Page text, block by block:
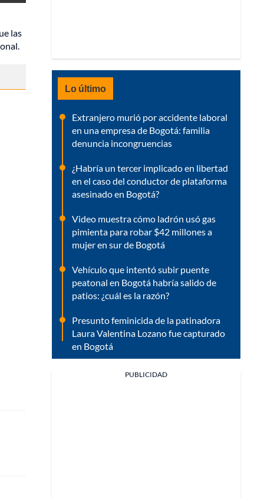
las
Lo último
Extranjero murió por accidente laboral
en una empresa de Bogotá: familia
denuncia incongruencias
¿Habría un tercer implicado en libertad
en el caso del conductor de plataforma
asesinado en Bogotá?
Video muestra cómo ladrón usó gas
pimienta para robar $42 millones a
mujer en sur de Bogotá
Vehículo que intentó subir puente
peatonal en Bogotá habría salido de
patios: ¿cuál es la razón?
Presunto feminicida de la patinadora
Laura Valentina Lozano fue capturado
en Bogotá
PUBLICIDAD